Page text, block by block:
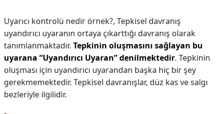
Uyarıcı kontrolü nedir örnek?, Tepkisel davranış
uyandırıcı uyaranın ortaya çıkarttığı davranış olarak
tanımlanmaktadır. Tepkinin oluşmasını sağlayan bu
uyarana “Uyandırıcı Uyaran” denilmektedir. Tepkinin
oluşması için uyandırıcı uyarandan başka hiç bir şey
gerekmemektedir. Tepkisel davranışlar, düz kas ve salgı
bezleriyle ilgilidir.